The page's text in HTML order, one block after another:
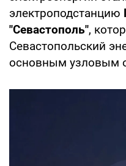
электроподстанцию
"Севастополь",
Севастопольский
основным узловым